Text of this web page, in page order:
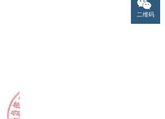
二维码